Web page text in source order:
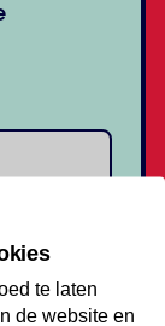
te laten
de website en